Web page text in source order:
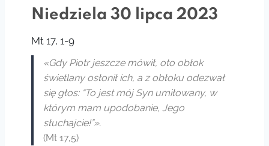
Niedziela 30 lipca 2023
Mt 17, 1-9
«Gdy Piotrjeszcze mówił, oto obłok
świetlany osłonił ich, a z obłoku odezwał
się głos: “To jest mój Syn umiłowany, w
którym mam upodobanie, Jego
słuchajcie!”».
(Mt 17,5)